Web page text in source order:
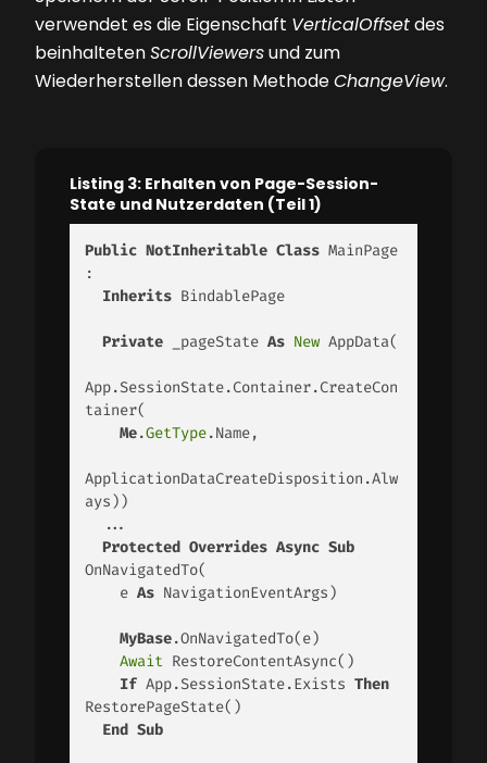
verwendet es die Eigenschaft VerticalOffsetdes
beinhalteten ­ScrollViewersund zum
Wiederherstellen dessen MethodeChangeView.
Listing 3: Erhalten von Page-Session-
State und Nutzerdaten (Teil 1)
Public NotInheritable Class MainPage
:
Inherits BindablePage
Private _pageState As New AppData(
App.SessionState.Container.CreateCon
tainer(
Me.GetType.Name,
ApplicationDataCreateDisposition.Alw
ays))
Protected Overrides Async Sub
OnNavigatedTo(
    e
As NavigationEventArgs)
MyBase.OnNavigatedTo(e)
Await RestoreContentAsync()
If App.SessionState.Exists Then
RestorePageState()
End Sub